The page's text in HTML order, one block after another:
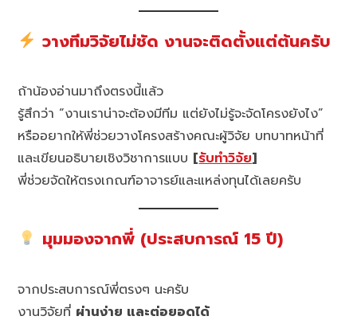
วางทีมวิจัยไม่ชัด งานจะติดตั้งแต่ต้นครับ
ถ้าน้องอ่านมาถึงตรงนี้แล้ว
รู้สึกว่า “งานเราน่าจะต้องมีทีม แต่ยังไม่รู้จะจัดโครงยังไง”
หรืออยากให้พี่ช่วยวางโครงสร้างคณะผู้วิจัย บทบาทหน้าที่
และเขียนอธิบายเชิงวิชาการแบบ [รับทำวิจัย]
พี่ช่วยจัดให้ตรงเกณฑ์อาจารย์และแหล่งทุนได้เลยครับ
มุมมองจากพี่ (ประสบการณ์ 15 ปี)
จากประสบการณ์พี่ตรงๆ นะครับ
งานวิจัยที่ ผ่านง่าย และต่อยอดได้